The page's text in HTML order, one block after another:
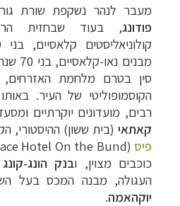
מעבר לנהר נשקפת שורת
פודונג, בעוד שבחזית
סין בטרם מלחמת
הקוסמופוליטי של העיר.
רבים, מועדונים יוקרתיים
קאתאי (בית ששון) ההיסטורי,
פיס (
כוכבים מצוין, ובנק הונג-
העגולה, מבנה המכס בעל
יוקהאמה.